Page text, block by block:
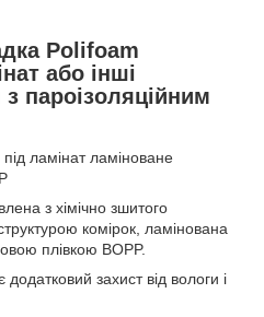
Polifoam
або інші
з пароізоляційним
ламінат ламіноване
з хімічно зшитого
комірок, ламінована
плівкою BOPP.
захист від вологи і